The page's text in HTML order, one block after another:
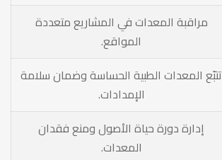
مراقبة المعدات في المشاريع متعددة
المواقع.
تتبّع المعدات الطبية الحساسة وضمان سلامة
الإمدادات.
إدارة دورة حياة الأصول ومنع فقدان
المعدات.